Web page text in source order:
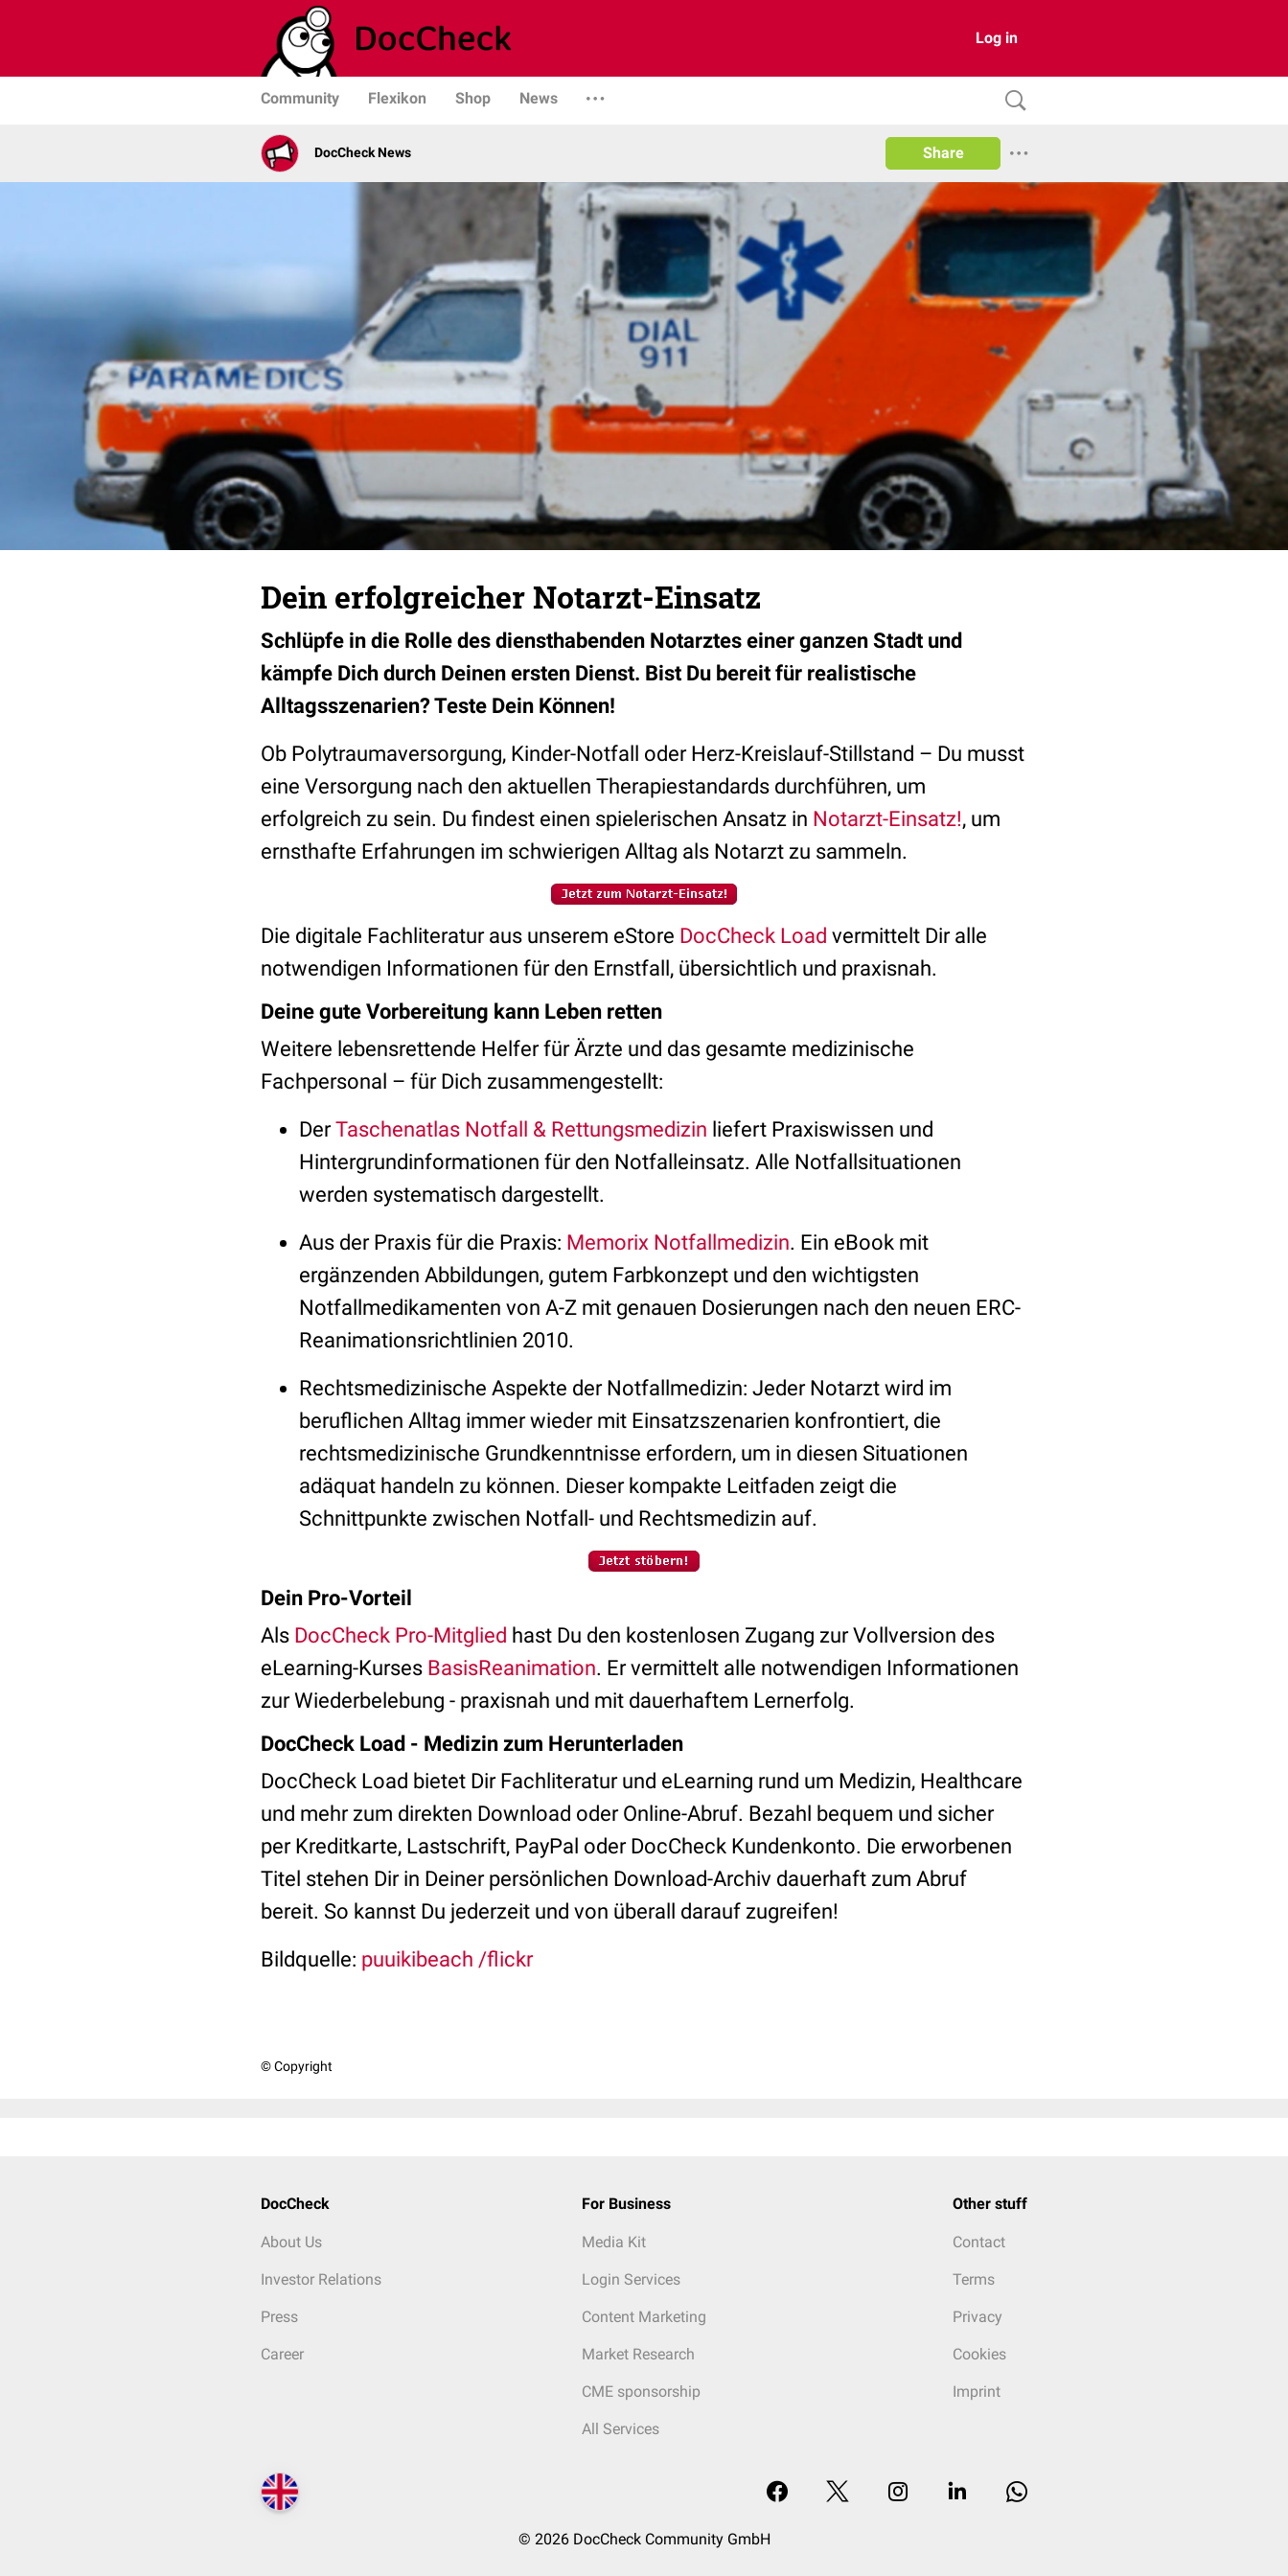
Log in
Community Flexikon Shop News
DocCheck News Share
Dein erfolgreicher Notarzt-Einsatz
Schlüpfe in die Rolle des diensthabenden Notarztes einer ganzen Stadt und
kämpfe Dich durch Deinen ersten Dienst. Bist Du bereit für realistische
Alltagsszenarien? Teste Dein Können!
Ob Polytraumaversorgung, Kinder-Notfall oder Herz-Kreislauf-Stillstand – Du musst
eine Versorgung nach den aktuellen Therapiestandards durchführen, um
erfolgreich zu sein. Du findest einen spielerischen Ansatz in Notarzt-Einsatz!, um
ernsthafte Erfahrungen im schwierigen Alltag als Notarzt zu sammeln.
Die digitale Fachliteratur aus unserem eStore DocCheck Load vermittelt Dir alle
notwendigen Informationen für den Ernstfall, übersichtlich und praxisnah.
Deine gute Vorbereitung kann Leben retten
Weitere lebensrettende Helfer für Ärzte und das gesamte medizinische
Fachpersonal – für Dich zusammengestellt:
DerTaschenatlas Notfall & Rettungsmedizin liefert Praxiswissen und
Hintergrundinformationen für den Notfalleinsatz. Alle Notfallsituationen
werden systematisch dargestellt.
Aus der Praxis für die Praxis: Memorix Notfallmedizin. Ein eBook mit
ergänzenden Abbildungen, gutem Farbkonzept und den wichtigsten
Notfallmedikamenten von A-Z mit genauen Dosierungen nach den neuen ERC-
Reanimationsrichtlinien 2010.
Rechtsmedizinische Aspekte der Notfallmedizin: Jeder Notarzt wird im
beruflichen Alltag immer wieder mit Einsatzszenarien konfrontiert, die
rechtsmedizinische Grundkenntnisse erfordern, um in diesen Situationen
adäquat handeln zu können. Dieser kompakte Leitfaden zeigt die
Schnittpunkte zwischen Notfall- und Rechtsmedizin auf.
Dein Pro-Vorteil
Als DocCheck Pro-Mitglied hast Du den kostenlosen Zugang zur Vollversion des
eLearning-Kurses BasisReanimation. Er vermittelt alle notwendigen Informationen
zur Wiederbelebung - praxisnah und mit dauerhaftem Lernerfolg.
DocCheck Load - Medizin zum Herunterladen
DocCheck Load bietet Dir Fachliteratur und eLearning rund um Medizin, Healthcare
und mehr zum direkten Download oder Online-Abruf. Bezahl bequem und sicher
per Kreditkarte, Lastschrift, PayPal oder DocCheck Kundenkonto. Die erworbenen
Titel stehen Dir in Deiner persönlichen Download-Archiv dauerhaft zum Abruf
bereit. So kannst Du jederzeit und von überall darauf zugreifen!
Bildquelle: puuikibeach /flickr
© Copyright
DocCheck
About Us
Investor Relations
Press
Career
For Business
Media Kit
Login Services
Content Marketing
Market Research
CME sponsorship
All Services
Other stuff
Contact
Terms
Privacy
Cookies
Imprint
© 2026 DocCheck Community GmbH